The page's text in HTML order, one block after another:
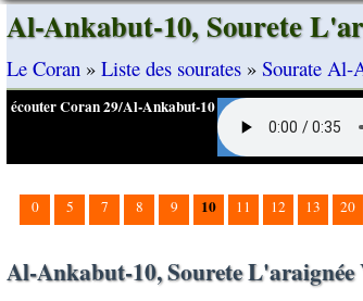
Al-Ankabut-10, Sourete
Le Coran » Liste des sourates » Sourate Al-
écouter Coran 29/Al-Ankabut-10
0 5 7 8 9 10 11 12 13 20
Al-Ankabut-10, Sourete L'araignée